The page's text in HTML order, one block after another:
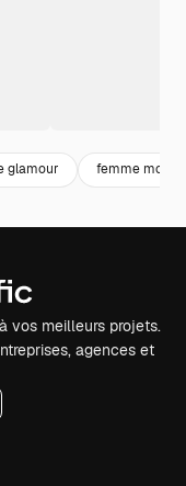
glamour femme
vos meilleurs projets.
agences et